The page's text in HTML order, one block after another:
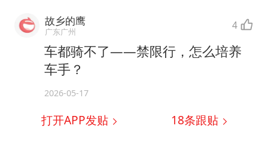
故乡的鹰
广东广州 4
车都骑不了——禁限行，怎么培养
车手？
2026-05-17
打开APP发贴 18条跟贴